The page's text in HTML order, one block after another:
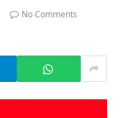
No Comments